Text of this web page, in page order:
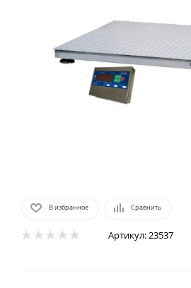
В избранное Сравнить
Артикул:23537